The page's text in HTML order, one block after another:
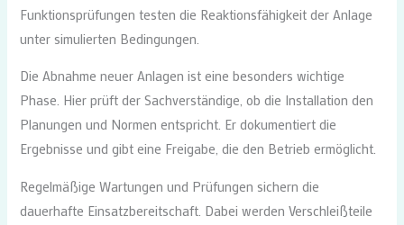
Funktionsprüfungen testen die Reaktionsfähigkeit der Anlage
unter simulierten Bedingungen.
Die Abnahme neuer Anlagen ist eine besonders wichtige
Phase. Hier prüft der Sachverständige, ob die Installation den
Planungen und Normen entspricht. Er dokumentiert die
Ergebnisse und gibt eine Freigabe, die den Betrieb ermöglicht.
Regelmäßige Wartungen und Prüfungen sichern die
dauerhafte Einsatzbereitschaft. Dabei werden Verschleißteile